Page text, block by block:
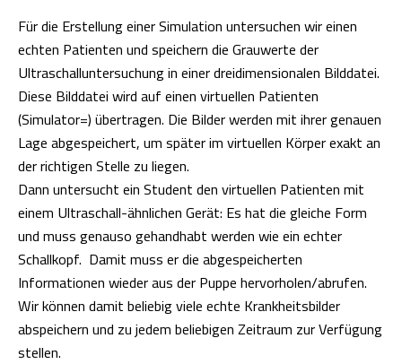
Für die Erstellung einer Simulation untersuchen wir einen
echten Patienten und speichern die Grauwerte der
Ultraschalluntersuchung in einer dreidimensionalen Bilddatei.
Diese Bilddatei wird auf einen virtuellen Patienten
(Simulator=) übertragen. Die Bilder werden mit ihrer genauen
Lage abgespeichert, um später im virtuellen Körper exakt an
der richtigen Stelle zu liegen.
Dann untersucht ein Student den virtuellen Patienten mit
einem Ultraschall-ähnlichen Gerät: Es hat die gleiche Form
und muss genauso gehandhabt werden wie ein echter
Schallkopf. Damit muss er die abgespeicherten
Informationen wieder aus der Puppe hervorholen/abrufen.
Wir können damit beliebig viele echte Krankheitsbilder
abspeichern und zu jedem beliebigen Zeitraum zur Verfügung
stellen.